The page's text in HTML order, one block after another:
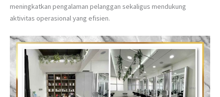
meningkatkan pengalaman pelanggan sekaligus mendukung
aktivitas operasional yang efisien.